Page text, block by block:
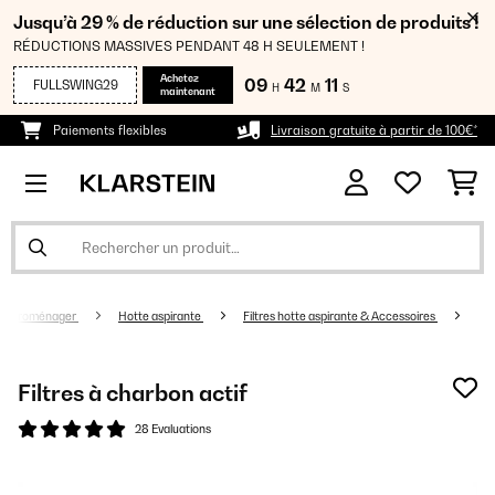
Jusqu’à 29 % de réduction sur une sélection de produits !
RÉDUCTIONS MASSIVES PENDANT 48 H SEULEMENT !
FULLSWING29
Achetez
maintenant
09 H 42 M 11 S
Paiements flexibles Livraison gratuite à partir de 100€*
Hotte aspirante Filtres hotte aspirante & Accessoires
Filtres à charbon actif
28 Evaluations